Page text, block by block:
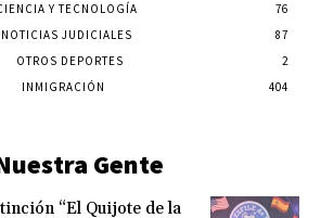
Y TECNOLOGÍA
76
NOTICIAS JUDICIALES
87
OTROS DEPORTES
2
INMIGRACIÓN
404
Gente
“El Quijote de la